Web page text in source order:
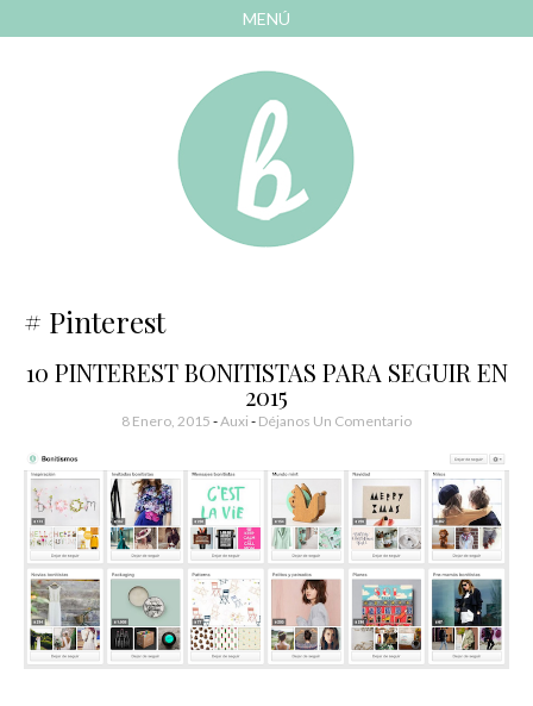
MENÚ
Bonitismos
Pinterest
10 PINTEREST BONITISTAS PARA SEGUIR EN
2015
8 Enero, 2015 -Auxi Déjanos Un Comentario